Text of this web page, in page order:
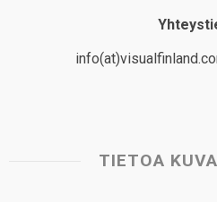
TIETOA